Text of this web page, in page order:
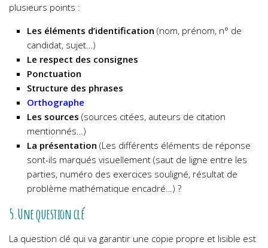
plusieurs points :
Les éléments d’identification (nom, prénom, n° de
candidat, sujet…)
Le respect des consignes
Ponctuation
Structure des phrases
Orthographe
Les sources (sources citées, auteurs de citation
mentionnés…)
La présentation (Les différents éléments de réponse
sont-ils marqués visuellement (saut de ligne entre les
parties, numéro des exercices souligné, résultat de
problème mathématique encadré…) ?
5.Une question clé
La question clé qui va garantir une copie propre et lisible est